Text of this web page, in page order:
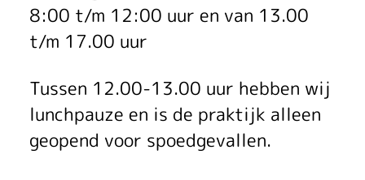
e
e
r
v
u
8:00 t/m 12:00 uur en van 13.00
t/m 17.00 uur
Tussen 12.00-13.00 uur hebben wij
lunchpauze en is de praktijk alleen
geopend voor spoedgevallen.